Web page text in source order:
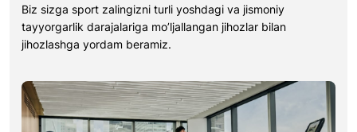
Biz sizga sport zalingizni turli yoshdagi va jismoniy
tayyorgarlik darajalariga mo’ljallangan jihozlar bilan
jihozlashga yordam beramiz.